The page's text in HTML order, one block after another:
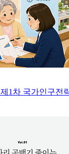
1차 국가인구전